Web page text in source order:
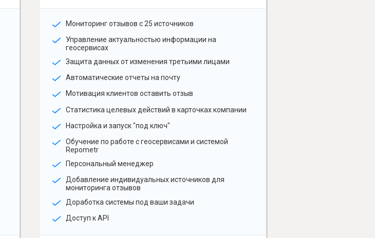
Мониторинг отзывов с 25 источников
Управление актуальностью информации на
геосервисах
Защита данных от изменения третьими лицами
Автоматические отчеты на почту
Мотивация клиентов оставить отзыв
Статистика целевых действий в карточках компании
Настройка и запуск "под ключ"
Обучение по работе с геосервисами и системой
Repometr
Персональный менеджер
Добавление индивидуальных источников для
мониторинга отзывов
Доработка системы под ваши задачи
Доступ к API